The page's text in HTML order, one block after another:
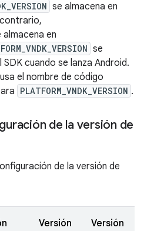
se almacena en
almacena en
se
cuando se lanza Android.
el nombre de código
PLATFORM_VNDK_VERSION .
de la versión de
de la versión de
Versión
Versión